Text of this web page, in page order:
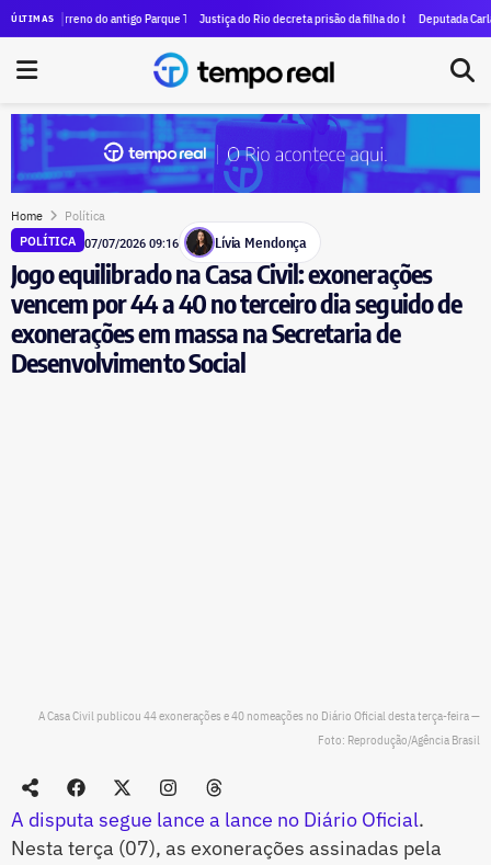
ÚLTIMAS
1,84 milhão em dois mandatos na Alerj
do antigo Parque Terra Encantada recebe primeiras obras para a construção de condomínio
Justiça do Rio decreta prisão da filha do bicheiro Piruinha por lavagem
Deputada Carla Machado
Home Política
POLÍTICA 07/07/2026 09:16 Lívia Mendonça
Jogo equilibrado na Casa Civil: exonerações
vencem por 44 a 40 no terceiro dia seguido de
exonerações em massa na Secretaria de
Desenvolvimento Social
A Casa Civil publicou 44 exonerações e 40 nomeações no Diário Oficial desta terça-feira —
Foto: Reprodução/Agência Brasil
A disputa segue lance a lance no Diário Oficial.
Nesta terça (07), as exonerações assinadas pela